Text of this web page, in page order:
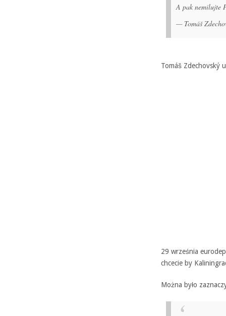
A pak nemilujte
— Tomáš
Tomáš Zdechovský
29 września
chcecie by
Można było